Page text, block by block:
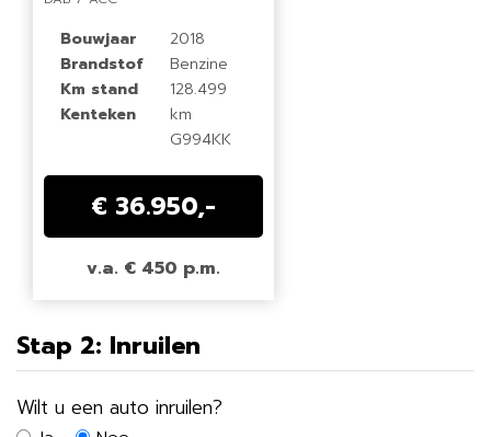
Bouwjaar
2018
Brandstof
Benzine
Km stand
128.499
km
Kenteken
G994KK
€ 36.950,-
v.a. € 450 p.m.
Stap 2: Inruilen
Wilt u een auto inruilen?